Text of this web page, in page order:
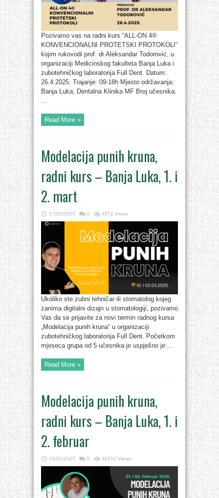
Pozivamo vas na radni kurs “ALL-ON 4®
KONVENCIONALNI PROTETSKI PROTOKOLI”
kojim rukovodi prof. dr Aleksandar Todorović, u
organizaciji Medicinskog fakulteta Banja Luka i
zubotehničkog laboratorija Full Dent. Datum:
26.4.2025. Trajanje: 09-18h Mjesto održavanja:
Banja Luka, Dentalna Klinika MF Broj učesnika:
Read More »
Modelacija punih kruna,
radni kurs – Banja Luka, 1. i
2. mart
17/02/2025 0 4572 Views
Ukoliko ste zubni tehničar ili stomatolog kojeg
zanima digitalni dizajn u stomatologiji, pozivamo
Vas da se prijavite za novi termin radnog kursa
„Modelacija punih kruna“ u organizaciji
zubotehničkog laboratorija Full Dent. Početkom
mjeseca grupa od 5 učesnika je uspješno je ...
Read More »
Modelacija punih kruna,
radni kurs – Banja Luka, 1. i
2. februar
15/01/2025 0 48152 Views